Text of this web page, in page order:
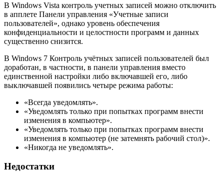
В Windows Vista контроль учетных записей можно отключить
в апплете Панели управления «Учетные записи
пользователей», однако уровень обеспечения
конфиденциальности и целостности программ и данных
существенно снизится.
В Windows 7 Контроль учётных записей пользователей был
доработан, в частности, в панели управления вместо
единственной настройки либо включавшей его, либо
выключавшей появились четыре режима работы:
«Всегда уведомлять».
«Уведомлять только при попытках программ внести
изменения в компьютер».
«Уведомлять только при попытках программ внести
изменения в компьютер (не затемнять рабочий стол)».
«Никогда не уведомлять».
Недостатки